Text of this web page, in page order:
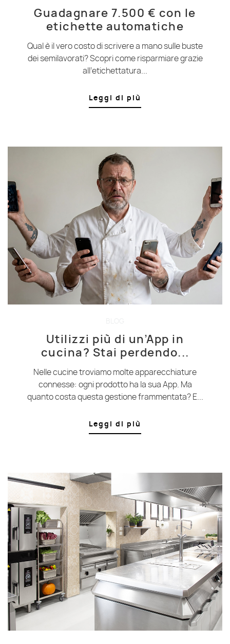
Guadagnare 7.500 € con le
etichette automatiche
Qual è il vero costo di scrivere a mano sulle buste
dei semilavorati? Scopri come risparmiare grazie
all’etichettatura...
Leggi di più
Utilizzi più di un’App in
cucina? Stai perdendo...
Nelle cucine troviamo molte apparecchiature
connesse: ogni prodotto ha la sua App. Ma
quanto costa questa gestione frammentata? E...
Leggi di più